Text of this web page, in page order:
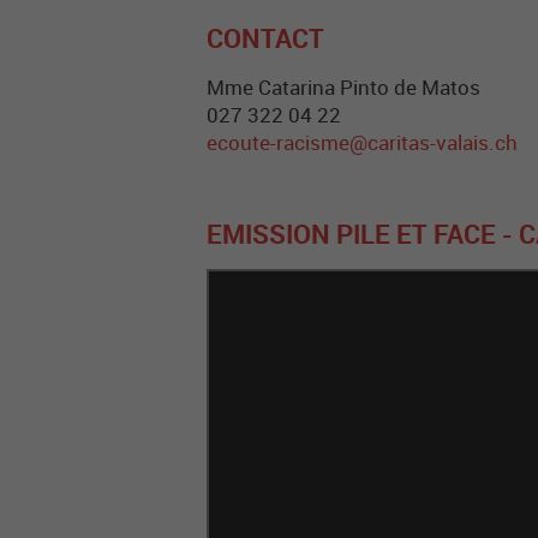
CONTACT
Mme Catarina Pinto de Matos
027 322 04 22
ecoute-racisme@caritas-valais.ch
EMISSION PILE ET FACE -